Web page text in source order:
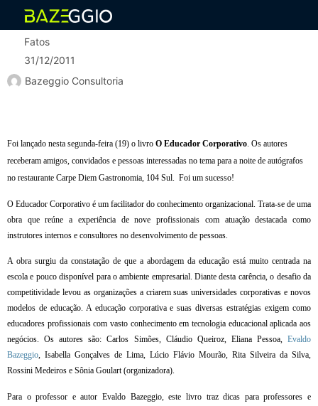
Fatos
31/12/2011
Bazeggio Consultoria
Foi lançado nesta segunda-feira (19) o livro O Educador Corporativo. Os autores
receberam amigos, convidados e pessoas interessadas no tema para a noite de autógrafos
no restaurante Carpe Diem Gastronomia, 104 Sul. Foi um sucesso!
O Educador Corporativo é um facilitador do conhecimento organizacional. Trata-se de uma
obra que reúne a experiência de nove profissionais com atuação destacada como
instrutores internos e consultores no desenvolvimento de pessoas.
A obra surgiu da constatação de que a abordagem da educação está muito centrada na
escola e pouco disponível para o ambiente empresarial. Diante desta carência, o desafio da
competitividade levou as organizações a criarem suas universidades corporativas e novos
modelos de educação. A educação corporativa e suas diversas estratégias exigem como
educadores profissionais com vasto conhecimento em tecnologia educacional aplicada aos
negócios. Os autores são: Carlos Simões, Cláudio Queiroz, Eliana Pessoa, Evaldo
Bazeggio, Isabella Gonçalves de Lima, Lúcio Flávio Mourão, Rita Silveira da Silva,
Rossini Medeiros e Sônia Goulart (organizadora).
Para o professor e autor Evaldo Bazeggio, este livro traz dicas para professores e